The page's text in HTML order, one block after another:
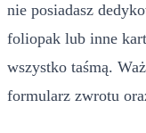
nie posiadasz
foliopak lub inne
wszystko taśmą.
formularz zwrotu